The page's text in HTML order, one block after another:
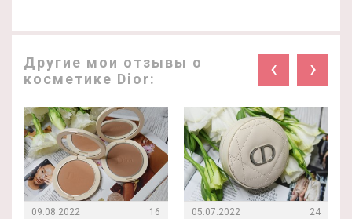
Другие мои отзывы о
косметике Dior:
‹ ›
09.08.2022 16 05.07.2022 24